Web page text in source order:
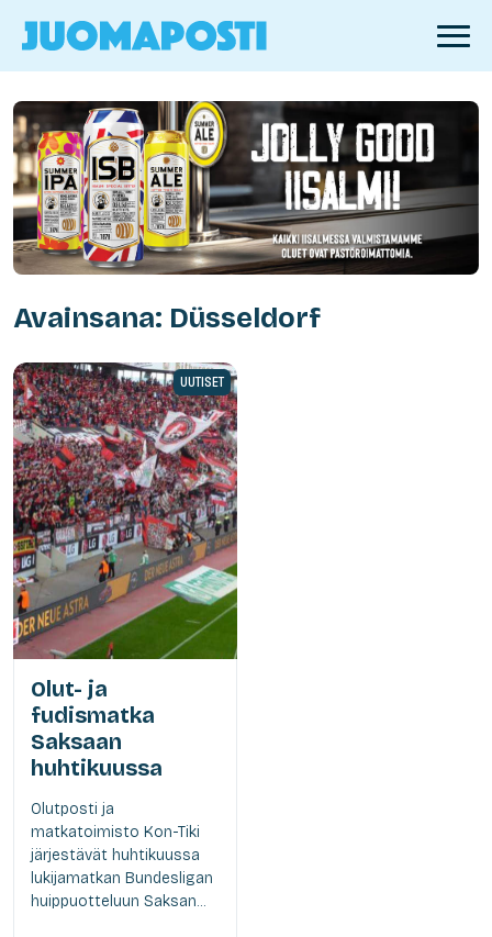
Avainsana: Düsseldorf
UUTISET
Olut- ja
fudismatka
Saksaan
huhtikuussa
Olutposti ja
matkatoimisto Kon-Tiki
järjestävät huhtikuussa
lukijamatkan Bundesligan
huippuotteluun Saksan...